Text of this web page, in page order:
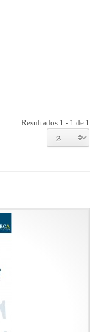
Resultados 1 - 1 de 1